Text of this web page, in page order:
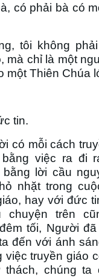
có phải bà có
tôi không
mà chỉ là một
một Thiên Chúa
tin.
có mỗi cách
việc ra đi
lời cầu
nhặt trong
hay với đức
chuyện trên
tối, Người
đến với ánh
việc truyền giáo
thách, chúng ta